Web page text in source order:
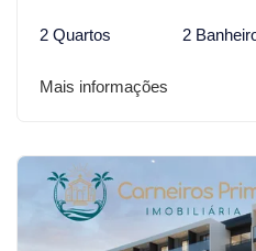
2 Quartos 2
Mais informações